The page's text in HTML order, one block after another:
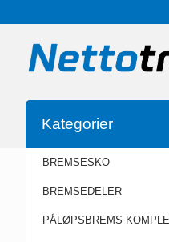
Kategorier
BREMSESKO
BREMSEDELER
PÅLØPSBREMS